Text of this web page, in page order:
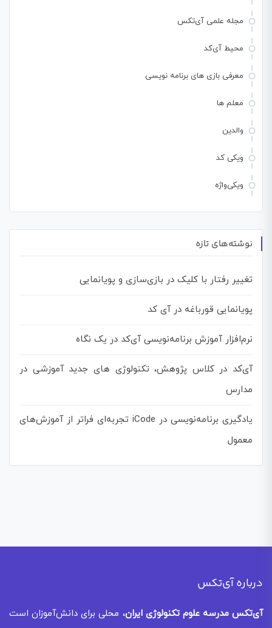
مجله علمی آی‌تکس
محیط آی‌کد
معرفی بازی های برنامه نویسی
معلم ها
والدین
ویکی کد
ویکی‌واژه
نوشته‌های تازه
تغییر رفتار با کلیک در بازی‌سازی و پویانمایی
پویانمایی قورباغه در آی کد
نرم‌افزار آموزش برنامه‌نویسی آی‌کد در یک نگاه
آی‌کد در کلاس پژوهش، تکنولوژی های جدید آموزشی در
مدارس
یادگیری برنامه‌نویسی در iCode تجربه‌ای فراتر از آموزش‌های
معمول
درباره آی‌تکس
آی‌تکس مدرسه علوم تکنولوژی ایران، محلی برای دانش‌آموزان است